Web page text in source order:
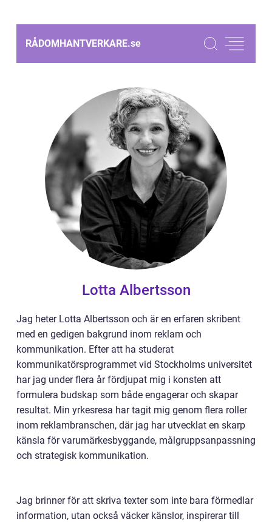
RÅDOMHANTVERKARE.se
Lotta Albertsson
Jag heter Lotta Albertsson och är en erfaren skribent
med en gedigen bakgrund inom reklam och
kommunikation. Efter att ha studerat
kommunikatörsprogrammet vid Stockholms universitet
har jag under flera år fördjupat mig i konsten att
formulera budskap som både engagerar och skapar
resultat. Min yrkesresa har tagit mig genom flera roller
inom reklambranschen, där jag har utvecklat en skarp
känsla för varumärkesbyggande, målgruppsanpassning
och strategisk kommunikation.
Jag brinner för att skriva texter som inte bara förmedlar
information, utan också väcker känslor, inspirerar till